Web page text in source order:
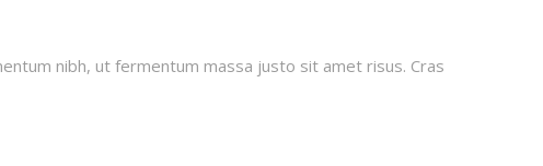
nibh, ut fermentum massa justo sit amet risus. Cras